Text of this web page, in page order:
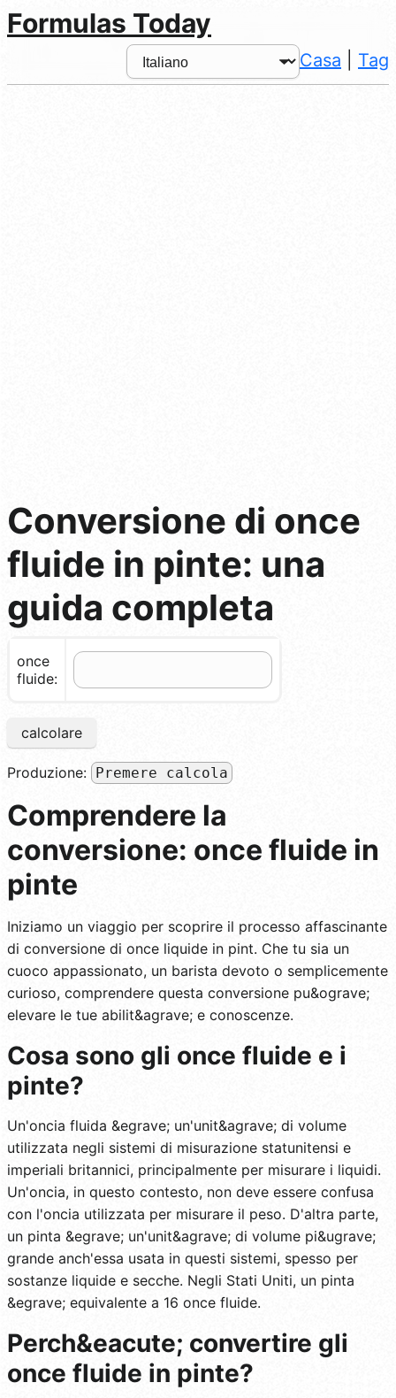
Formulas Today
Casa Tag
Conversione di once
fluide in pinte: una
guida completa
once
fluide:
calcolare
Produzione: Premere calcola
Comprendere la
conversione: once fluide in
pinte
Iniziamo un viaggio per scoprire il processo affascinante
di conversione di once liquide in pint. Che tu sia un
cuoco appassionato, un barista devoto o semplicemente
curioso, comprendere questa conversione pu&ograve;
elevare le tue abilit&agrave; e conoscenze.
Cosa sono gli once fluide e i
pinte?
Un'oncia fluida &egrave; un'unit&agrave; di volume
utilizzata negli sistemi di misurazione statunitensi e
imperiali britannici, principalmente per misurare i liquidi.
Un'oncia, in questo contesto, non deve essere confusa
con l'oncia utilizzata per misurare il peso. D'altra parte,
un pinta &egrave; un'unit&agrave; di volume pi&ugrave;
grande anch'essa usata in questi sistemi, spesso per
sostanze liquide e secche. Negli Stati Uniti, un pinta
&egrave; equivalente a 16 once fluide.
Perch&eacute; convertire gli
once fluide in pinte?